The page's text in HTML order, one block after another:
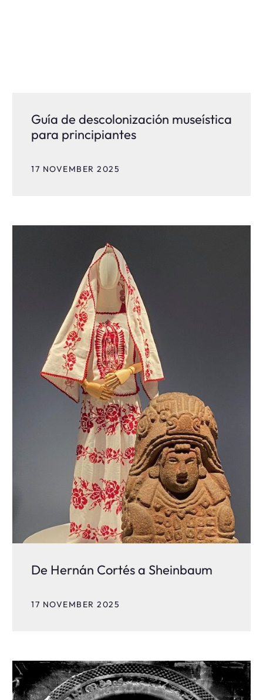
Guía de descolonización museística
para principiantes
17 NOVEMBER 2025
De Hernán Cortés a Sheinbaum
17 NOVEMBER 2025